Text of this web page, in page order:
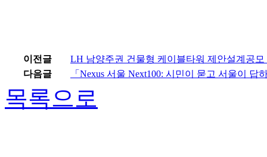
이전글
LH 남양주권 건물형 케이블타워 제안설계공모
다음글
「Nexus 서울 Next100: 시민이 묻고 서울이 답
목록으로